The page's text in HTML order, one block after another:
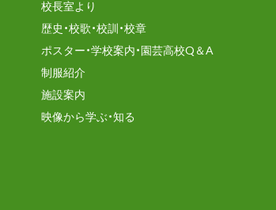
校長室より
歴史・校歌・校訓・校章
ポスター・学校案内・園芸高校Q＆A
制服紹介
施設案内
映像から学ぶ・知る